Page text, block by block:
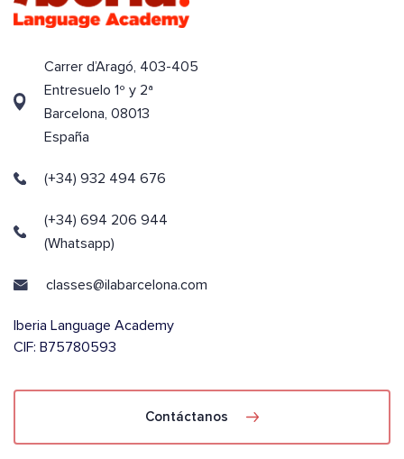
Carrer d’Aragó, 403-405
Entresuelo 1º y 2ª
Barcelona, 08013
España
(+34) 932 494 676
(+34) 694 206 944
(Whatsapp)
classes@ilabarcelona.com
Iberia Language Academy
CIF: B75780593
Contáctanos